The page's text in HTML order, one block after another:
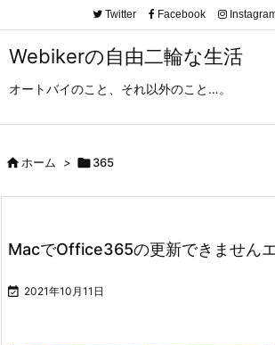
Webikerの自由二輪な生活
オートバイのこと、それ以外のこと…。
Twitter Facebook
ホーム > 365
MacでOffice365の更新できません
 2021年10月11日